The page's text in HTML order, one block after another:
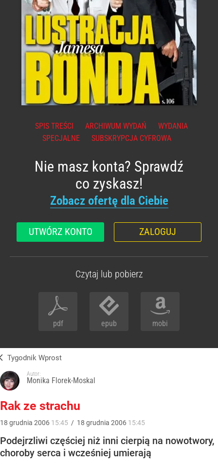
SPIS TREŚCI ARCHIWUM WYDAŃ
WYDANIA
SPECJALNE
SUBSKRYPCJA CYFROWA
Nie masz konta? Sprawdź
co zyskasz!
Zobacz ofertę dla Ciebie
UTWÓRZ KONTO ZALOGUJ
Czytaj lub pobierz
pdf epub mobi
Tygodnik Wprost
Autor:
Monika Florek-Moskal
Rak ze strachu
18 grudnia 2006 15:45 / 18 grudnia 2006 15:45
Podejrzliwi częściej niż inni cierpią na nowotwory,
choroby serca i wcześniej umierają